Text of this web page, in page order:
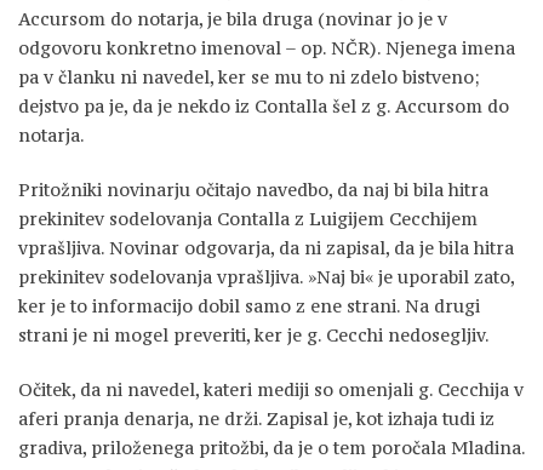
Accursom do notarja, je bila druga (novinar jo je v
odgovoru konkretno imenoval – op. NČR). Njenega imena
pa v članku ni navedel, ker se mu to ni zdelo bistveno;
dejstvo pa je, da je nekdo iz Contalla šel z g. Accursom do
notarja.
Pritožniki novinarju očitajo navedbo, da naj bi bila hitra
prekinitev sodelovanja Contalla z Luigijem Cecchijem
vprašljiva. Novinar odgovarja, da ni zapisal, da je bila hitra
prekinitev sodelovanja vprašljiva. »Naj bi« je uporabil zato,
ker je to informacijo dobil samo z ene strani. Na drugi
strani je ni mogel preveriti, ker je g. Cecchi nedosegljiv.
Očitek, da ni navedel, kateri mediji so omenjali g. Cecchija v
aferi pranja denarja, ne drži. Zapisal je, kot izhaja tudi iz
gradiva, priloženega pritožbi, da je o tem poročala Mladina.